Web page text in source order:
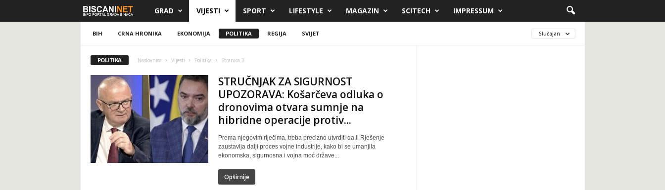
i
c
a
n
i
.
GRAD VIJESTI SPORT LIFESTYLE MAGAZIN SCITECH IMPRESSUM
BIH CRNA HRONIKA EKONOMIJA POLITIKA REGIJA SVIJET Slučajan
POLITIKA Naslovnica Vijesti Politika Stranica 3
STRUČNJAK ZA SIGURNOST
UPOZORAVA: Košarčeva odluka o
dronovima otvara sumnje na
hibridne operacije protiv...
Prema njegovim riječima, treba precizno utvrditi da li Rješenje
zaustavlja dalji proces vojne industrije, kako bi se umanjila
ekonomska, sigurnosna i vojna moć države...
Opširnije